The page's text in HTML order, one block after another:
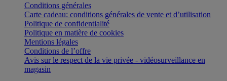
Conditions générales
Carte cadeau: conditions générales de vente et d’utilisation
Politique de confidentialité
Politique en matière de cookies
Mentions légales
Conditions de l’offre
Avis sur le respect de la vie privée - vidéosurveillance en
magasin